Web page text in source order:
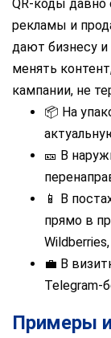
QR-коды давно
рекламы и
дают бизнесу
менять
кампании, не
📦 На
🎫 В
📱 В
прямо в
Wildberries,
💼 В
Telegram-
Примеры